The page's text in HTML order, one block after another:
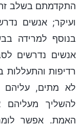
התקדמתם בשלב
ועיקר; אנשים
בנוסף למרידה
אנשים נדרשים
רדיפות
לא מתים, עליהם
להשליך מעליהם
האמת. אפשר